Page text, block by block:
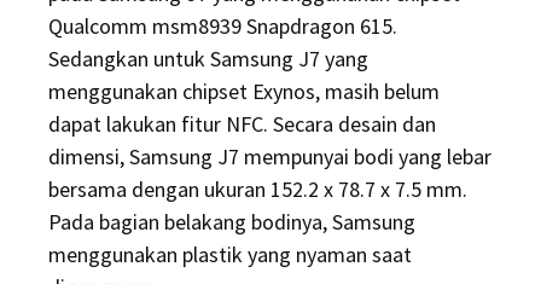
Qualcomm msm8939 Snapdragon 615.
Sedangkan untuk Samsung J7 yang
menggunakan chipset Exynos, masih belum
dapat lakukan fitur NFC. Secara desain dan
dimensi, Samsung J7 mempunyai bodi yang lebar
bersama dengan ukuran 152.2 x 78.7 x 7.5 mm.
Pada bagian belakang bodinya, Samsung
menggunakan plastik yang nyaman saat